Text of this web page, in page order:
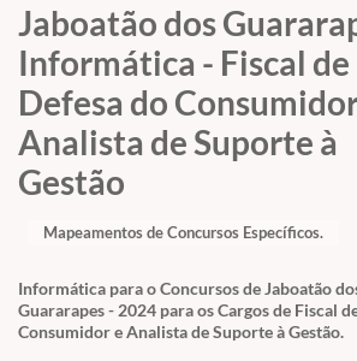
Jaboatão dos
Informática - Fiscal de
Defesa do
Analista de Suporte à
Gestão
Informática para o Concursos de Jaboatão
Guararapes - 2024 para os Cargos de Fiscal
Consumidor e Analista de Suporte à Gestão.
Mapeamentos de Concursos Específicos.